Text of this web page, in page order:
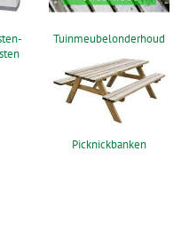
Tuinmeubelonderhoud
Picknickbanken